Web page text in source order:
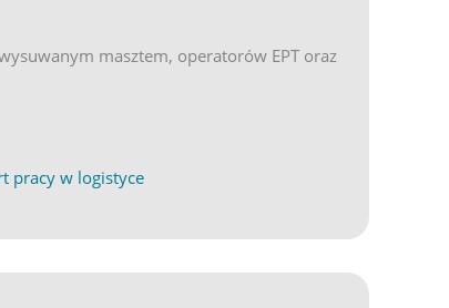
masztem, operatorów EPT oraz
pracy w logistyce